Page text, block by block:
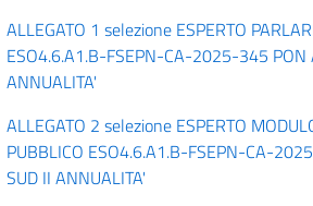
ALLEGATO 1 selezione ESPERTO
ESO4.6.A1.B-FSEPN-CA-2025-345 PON
ANNUALITA'
ALLEGATO 2 selezione ESPERTO
PUBBLICO ESO4.6.A1.B-FSEPN-CA-
SUD II ANNUALITA'